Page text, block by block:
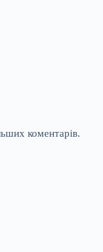
коментарів.